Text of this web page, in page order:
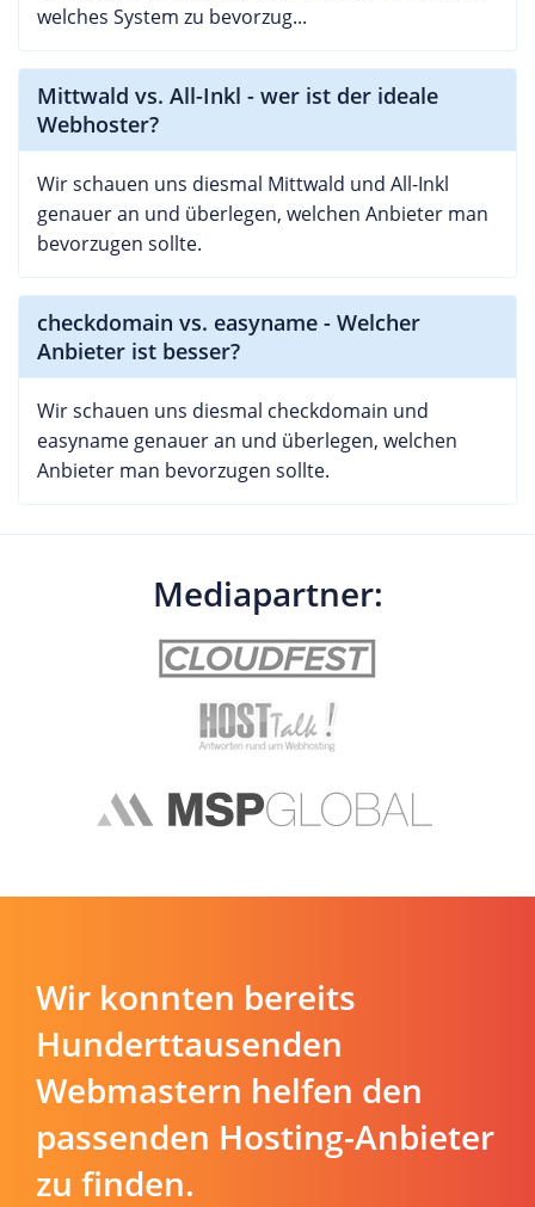
welches System zu bevorzug...
Mittwald vs. All-Inkl - wer ist der ideale
Webhoster?
Wir schauen uns diesmal Mittwald und All-Inkl
genauer an und überlegen, welchen Anbieter man
bevorzugen sollte.
checkdomain vs. easyname - Welcher
Anbieter ist besser?
Wir schauen uns diesmal checkdomain und
easyname genauer an und überlegen, welchen
Anbieter man bevorzugen sollte.
Mediapartner:
Wir konnten bereits
Hunderttausenden
Webmastern helfen den
passenden Hosting-Anbieter
zu finden.